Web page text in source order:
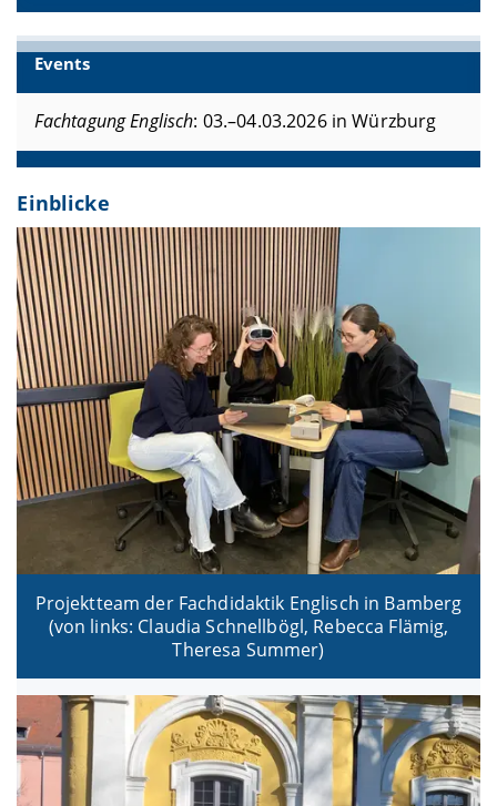
Events
Fachtagung Englisch: 03.–04.03.2026 in Würzburg
Einblicke
Projektteam der Fachdidaktik Englisch in Bamberg
(von links: Claudia Schnellbögl, Rebecca Flämig,
Theresa Summer)